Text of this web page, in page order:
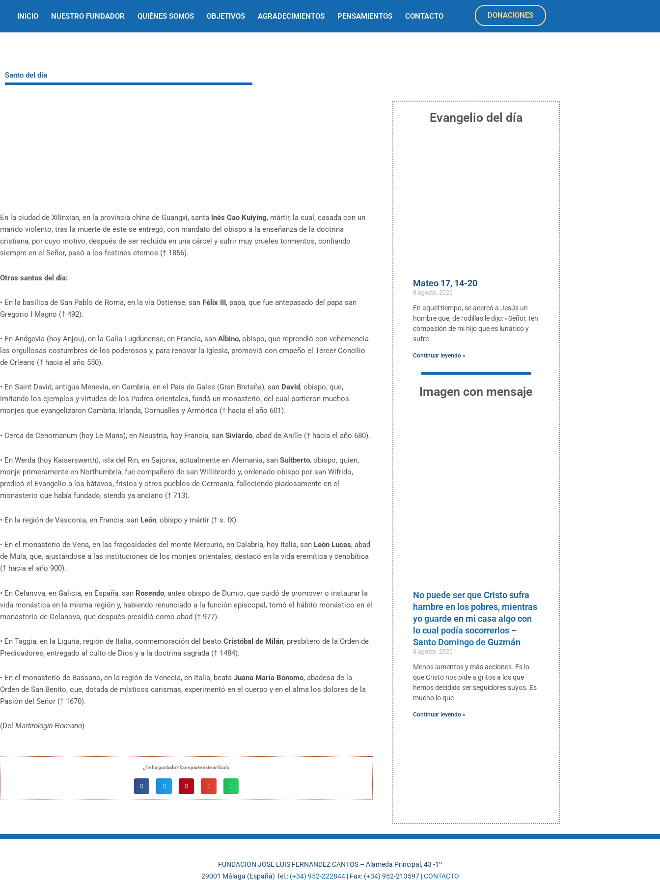
INICIO NUESTRO FUNDADOR QUIÉNES SOMOS OBJETIVOS AGRADECIMIENTOS PENSAMIENTOS CONTACTO DONACIONES
Santo del día
En la ciudad de Xilinxian, en la provincia china de Guangxi, santa Inés Cao Kuiying, mártir, la cual, casada con un
marido violento, tras la muerte de éste se entregó, con mandato del obispo a la enseñanza de la doctrina
cristiana, por cuyo motivo, después de ser recluida en una cárcel y sufrir muy crueles tormentos, confiando
siempre en el Señor, pasó a los festines eternos († 1856).
Otros santos del día:
• En la basílica de San Pablo de Roma, en la vía Ostiense, san Félix III, papa, que fue antepasado del papa san
Gregorio I Magno († 492).
• En Andgevia (hoy Anjou), en la Galia Lugdunense, en Francia, san Albino, obispo, que reprendió con vehemencia
las orgullosas costumbres de los poderosos y, para renovar la Iglesia, promovió con empeño el Tercer Concilio
de Orleans († hacia el año 550).
• En Saint David, antigua Menevia, en Cambria, en el País de Gales (Gran Bretaña), san David, obispo, que,
imitando los ejemplos y virtudes de los Padres orientales, fundó un monasterio, del cual partieron muchos
monjes que evangelizaron Cambria, Irlanda, Cornualles y Armórica († hacia el año 601).
• Cerca de Cenomanum (hoy Le Mans), en Neustria, hoy Francia, san Siviardo, abad de Anille († hacia el año 680).
• En Werda (hoy Kaiserswerth), isla del Rin, en Sajonia, actualmente en Alemania, san Suitberto, obispo, quien,
monje primeramente en Northumbria, fue compañero de san Willibrordo y, ordenado obispo por san Wifrido,
predicó el Evangelio a los bátavos, frisios y otros pueblos de Germania, falleciendo piadosamente en el
monasterio que había fundado, siendo ya anciano († 713).
• En la región de Vasconia, en Francia, san León, obispo y mártir († s. IX).
• En el monasterio de Vena, en las fragosidades del monte Mercurio, en Calabria, hoy Italia, san León Lucas, abad
de Mula, que, ajustándose a las instituciones de los monjes orientales, destacó en la vida eremítica y cenobítica
(† hacia el año 900).
• En Celanova, en Galicia, en España, san Rosendo, antes obispo de Dumio, que cuidó de promover o instaurar la
vida monástica en la misma región y, habiendo renunciado a la función episcopal, tomó el hábito monástico en el
monasterio de Celanova, que después presidió como abad († 977).
• En Taggia, en la Liguria, región de Italia, conmemoración del beato Cristóbal de Milán, presbítero de la Orden de
Predicadores, entregado al culto de Dios y a la doctrina sagrada († 1484).
• En el monasterio de Bassano, en la región de Venecia, en Italia, beata Juana María Bonomo, abadesa de la
Orden de San Benito, que, dotada de místicos carismas, experimentó en el cuerpo y en el alma los dolores de la
Pasión del Señor († 1670).
(Del Martirologio Romano)
¿Te ha gustado? Comparte este artículo
Evangelio del día
Mateo 17, 14-20
8 agosto, 2026
En aquel tiempo, se acercó a Jesús un
hombre que, de rodillas le dijo: «Señor, ten
compasión de mi hijo que es lunático y
sufre
Continuar leyendo »
Imagen con mensaje
No puede ser que Cristo sufra
hambre en los pobres, mientras
yo guarde en mi casa algo con
lo cual podía socorrerlos –
Santo Domingo de Guzmán
8 agosto, 2026
Menos lamentos y más acciones. Es lo
que Cristo nos pide a gritos a los que
hemos decidido ser seguidores suyos. Es
mucho lo que
Continuar leyendo »
FUNDACION JOSE LUIS FERNANDEZ CANTOS – Alameda Principal, 43 -1º
29001 Málaga (España) Tel.: (+34) 952-222844| Fax: (+34) 952-213597 |CONTACTO